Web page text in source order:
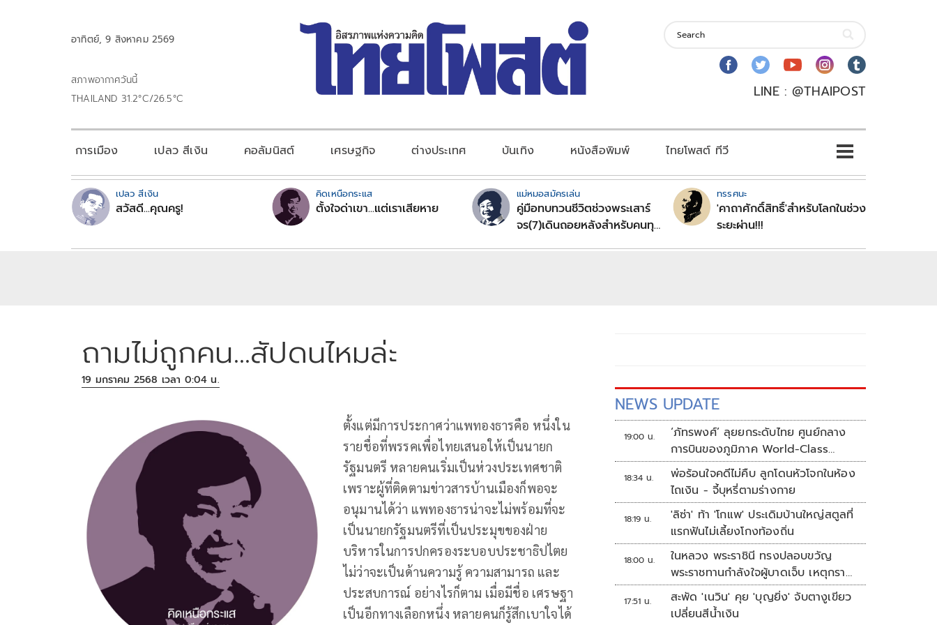
อาทิตย์, 9 สิงหาคม 2569
สภาพอากาศวันนี้
THAILAND 31.2°C/26.5°C
LINE : @THAIPOST
การเมือง เปลว สีเงิน คอลัมนิสต์ เศรษฐกิจ ต่างประเทศ บันเทิง หนังสือพิมพ์ ไทยโพสต์ ทีวี
เปลว สีเงิน
สวัสดี...คุณครู!
คิดเหนือกระแส
ตั้งใจด่าเขา...แต่เราเสียหาย
แม่หมอสมัครเล่น
คู่มือทบทวนชีวิตช่วงพระเสาร์
จร(7)เดินถอยหลังสำหรับคนทุก
ทรรศนะ
'คาถาศักดิ์สิทธิ์'สำหรับโลกในช่วง
ระยะผ่าน!!!
ถามไม่ถูกคน...สัปดนไหมล่ะ
19 มกราคม 2568 เวลา 0:04 น.
ตั้งแต่มีการประกาศว่าแพทองธารคือ หนึ่งใน
รายชื่อที่พรรคเพื่อไทยเสนอให้เป็นนายก
รัฐมนตรี หลายคนเริ่มเป็นห่วงประเทศชาติ
เพราะผู้ที่ติดตามข่าวสารบ้านเมืองก็พอจะ
อนุมานได้ว่า แพทองธารน่าจะไม่พร้อมที่จะ
เป็นนายกรัฐมนตรีที่เป็นประมุขของฝ่าย
บริหารในการปกครองระบอบประชาธิปไตย
ไม่ว่าจะเป็นด้านความรู้ ความสามารถ และ
ประสบการณ์ อย่างไรก็ตาม เมื่อมีชื่อ เศรษฐา
เป็นอีกทางเลือกหนึ่ง หลายคนก็รู้สึกเบาใจได้
NEWS UPDATE
19:00 น.
‘ภัทรพงศ์’ ลุยยกระดับไทย ศูนย์กลาง
การบินของภูมิภาค World-Class
Aviation Hub | ห้องข่าวไทยโพสต์สุด
สัปดาห์
18:34 น.
พ่อร้อนใจคดีไม่คืบ ลูกโดนหัวโจกในห้อง
ไถเงิน - จี้บุหรี่ตามร่างกาย
18:19 น.
'ลิซ่า' ท้า 'โกแพ' ประเดิมบ้านใหญ่สตูลที่
แรกฟันไม่เลี้ยงโกงท้องถิ่น
18:00 น.
ในหลวง พระราชินี ทรงปลอบขวัญ
พระราชทานกำลังใจผู้บาดเจ็บ เหตุกราด
ยิง รร.เทพศิรินทร์นนทบุรี
17:51 น.
สะพัด 'เนวิน' คุย 'บุญยิ่ง' จับตางูเขียว
เปลี่ยนสีน้ำเงิน